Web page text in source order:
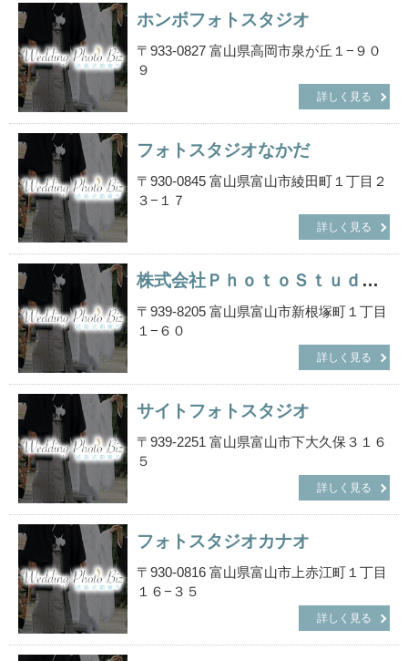
ホンボフォトスタジオ
〒933-0827 富山県高岡市泉が丘１−９０
９
詳しく見る
フォトスタジオなかだ
〒930-0845 富山県富山市綾田町１丁目２
３−１７
詳しく見る
株式会社ＰｈｏｔｏＳｔｕｄｉｏＩｒｖｉｎｇＪｏＪｏ
〒939-8205 富山県富山市新根塚町１丁目
１−６０
詳しく見る
サイトフォトスタジオ
〒939-2251 富山県富山市下大久保３１６
５
詳しく見る
フォトスタジオカナオ
〒930-0816 富山県富山市上赤江町１丁目
１６−３５
詳しく見る